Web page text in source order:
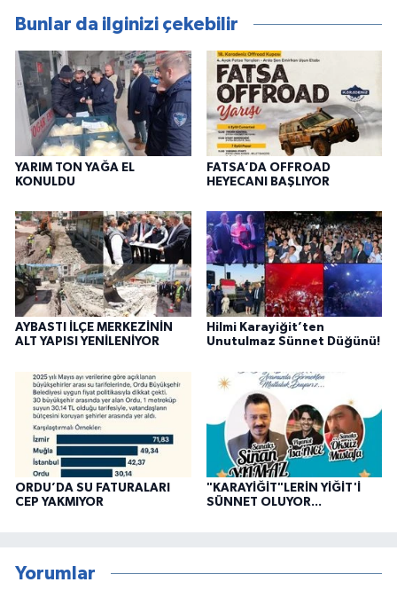
Bunlar da ilginizi çekebilir
YARIM TON YAĞA EL
KONULDU
FATSA’DA OFFROAD
HEYECANI BAŞLIYOR
AYBASTI İLÇE MERKEZİNİN
ALT YAPISI YENİLENİYOR
Hilmi Karayiğit’ten
Unutulmaz Sünnet Düğünü!
ORDU’DA SU FATURALARI
CEP YAKMIYOR
"KARAYİĞİT"LERİN YİĞİT'İ
SÜNNET OLUYOR...
Yorumlar